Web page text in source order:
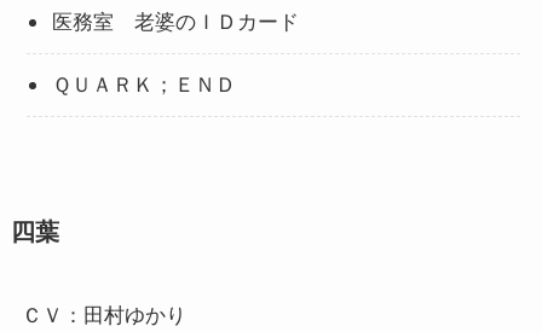
医務室 老婆のＩＤカード
ＱＵＡＲＫ；ＥＮＤ
四葉
ＣＶ：田村ゆかり